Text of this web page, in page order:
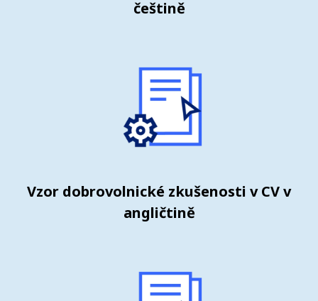
češtině
Vzor dobrovolnické zkušenosti v CV v
angličtině